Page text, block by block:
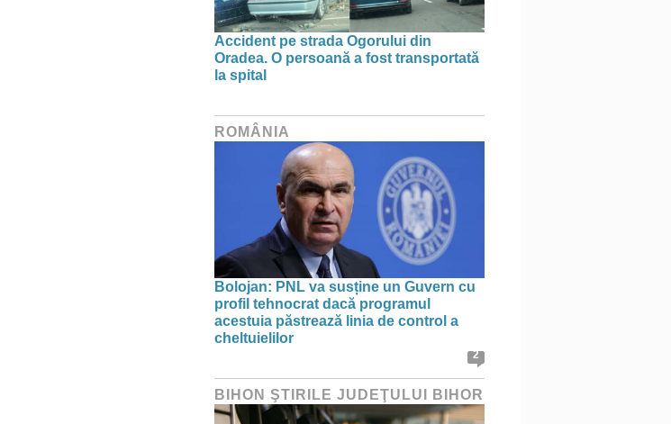
Accident pe strada Ogorului din
Oradea. O persoană a fost transportată
la spital
ROMÂNIA
Bolojan: PNL va susține un Guvern cu
profil tehnocrat dacă programul
acestuia păstrează linia de control a
cheltuielilor
2
BIHON ŞTIRILE JUDEŢULUI BIHOR